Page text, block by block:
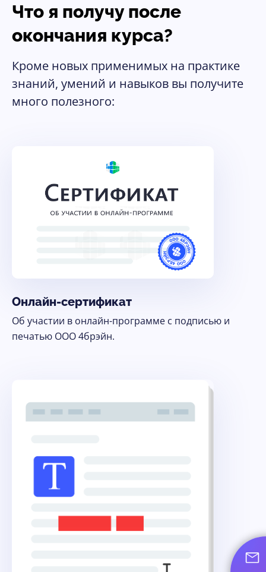
Что я получу после
окончания курса?
Кроме новых применимых на практике
знаний, умений и навыков вы получите
много полезного:
Онлайн-сертификат
Об участии в онлайн-программе с подписью и
печатью ООО 4брэйн.